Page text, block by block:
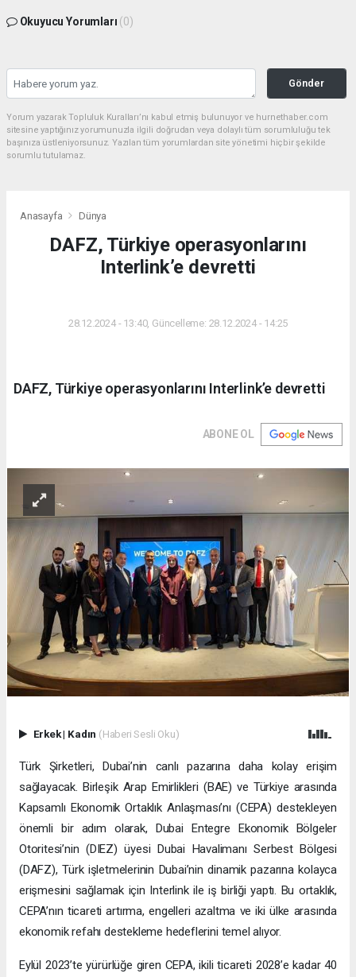
Okuyucu Yorumları (0)
Gönder
Yorum yazarak Topluluk Kuralları’nı kabul etmiş bulunuyor ve hurnethaber.com
sitesine yaptığınız yorumunuzla ilgili doğrudan veya dolaylı tüm sorumluluğu tek
başınıza üstleniyorsunuz. Yazılan tüm yorumlardan site yönetimi hiçbir şekilde
sorumlu tutulamaz.
Anasayfa Dünya
DAFZ, Türkiye operasyonlarını
Interlink’e devretti
28.12.2024 - 13:40, Güncelleme: 28.12.2024 - 14:25
DAFZ, Türkiye operasyonlarını Interlink’e devretti
ABONE OL
Erkek| Kadın (Haberi Sesli Oku)
Türk Şirketleri, Dubai’nin canlı pazarına daha kolay erişim
sağlayacak. Birleşik Arap Emirlikleri (BAE) ve Türkiye arasında
Kapsamlı Ekonomik Ortaklık Anlaşması’nı (CEPA) destekleyen
önemli bir adım olarak, Dubai Entegre Ekonomik Bölgeler
Otoritesi’nin (DIEZ) üyesi Dubai Havalimanı Serbest Bölgesi
(DAFZ), Türk işletmelerinin Dubai’nin dinamik pazarına kolayca
erişmesini sağlamak için Interlink ile iş birliği yaptı. Bu ortaklık,
CEPA’nın ticareti artırma, engelleri azaltma ve iki ülke arasında
ekonomik refahı destekleme hedeflerini temel alıyor.
Eylül 2023’te yürürlüğe giren CEPA, ikili ticareti 2028’e kadar 40